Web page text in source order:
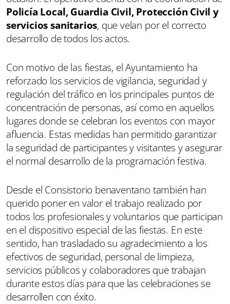
Policía Local, Guardia Civil, Protección Civil y
servicios sanitarios, que velan por el correcto
desarrollo de todos los actos.
Con motivo de las fiestas, el Ayuntamiento ha
reforzado los servicios de vigilancia, seguridad y
regulación del tráfico en los principales puntos de
concentración de personas, así como en aquellos
lugares donde se celebran los eventos con mayor
afluencia. Estas medidas han permitido garantizar
la seguridad de participantes y visitantes y asegurar
el normal desarrollo de la programación festiva.
Desde el Consistorio benaventano también han
querido poner en valor el trabajo realizado por
todos los profesionales y voluntarios que participan
en el dispositivo especial de las fiestas. En este
sentido, han trasladado su agradecimiento a los
efectivos de seguridad, personal de limpieza,
servicios públicos y colaboradores que trabajan
durante estos días para que las celebraciones se
desarrollen con éxito.